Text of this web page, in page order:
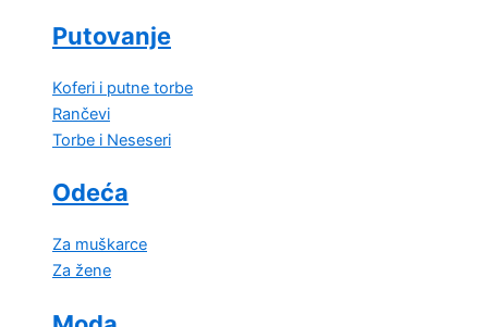
Putovanje
Koferi i putne torbe
Rančevi
Torbe i Neseseri
Odeća
Za muškarce
Za žene